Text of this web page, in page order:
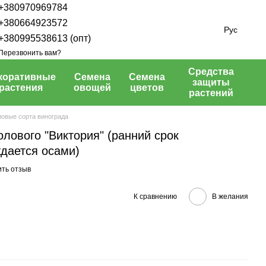
(опт)
вам?
Рус
растения
Семена
овощей
Семена
цветов
Средства
защиты
растений
сорта винограда
"Виктория" (ранний срок
осами)
отзыв
К сравнению В желания